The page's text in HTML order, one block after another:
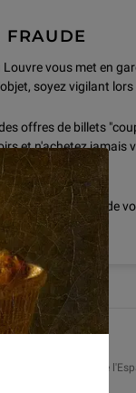
FRAUDE
Louvre vous met en
soyez vigilant
offres de billets
et n'achetez jamais
sauvette.
au risque de
d'un pays de